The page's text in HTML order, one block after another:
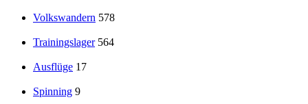
Volkswandern 578
Trainingslager 564
Ausflüge 17
Spinning 9